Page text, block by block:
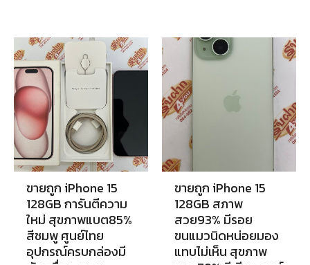
ขายถูก iPhone 15
128GB การันตีความ
ใหม่ สุขภาพแบต85%
สีชมพู ศูนย์ไทย
อุปกรณ์ครบกล่องมี
ขายถูก iPhone 15
128GB สภาพ
สวย93% มีรอย
ขนแมวนิดหน่อยมอง
แทบไม่เห็น สุขภาพ